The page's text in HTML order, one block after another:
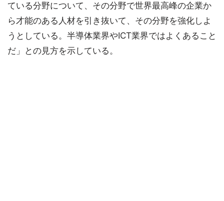
ている分野について、その分野で世界最高峰の企業か
ら才能のある人材を引き抜いて、その分野を強化しよ
うとしている。半導体業界やICT業界ではよくあること
だ」との見方を示している。